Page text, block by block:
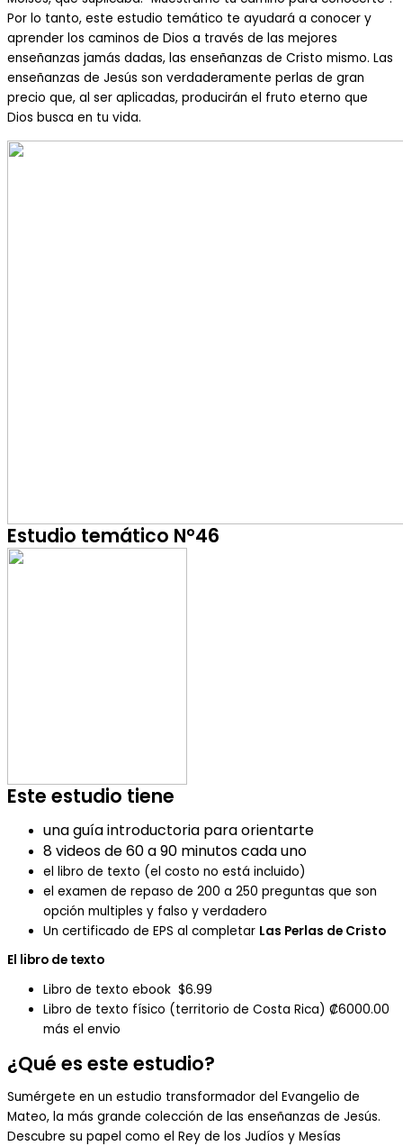
Por lo tanto, este estudio temático te ayudará a conocer y
aprender los caminos de Dios a través de las mejores
enseñanzas jamás dadas, las enseñanzas de Cristo mismo. Las
enseñanzas de Jesús son verdaderamente perlas de gran
precio que, al ser aplicadas, producirán el fruto eterno que
Dios busca en tu vida.
Estudio temático N°46
Este estudio tiene
una guía introductoria para orientarte
8 videos de 60 a 90 minutos cada uno
el libro de texto (el costo no está incluido)
el examen de repaso de 200 a 250 preguntas que son
opción multiples y falso y verdadero
Un certificado de EPS al completar Las Perlas de Cristo
El libro de texto
Libro de texto ebook $6.99
Libro de texto físico (territorio de Costa Rica) ₡6000.00
más el envio
¿Qué es este estudio?
Sumérgete en un estudio transformador del Evangelio de
Mateo, la más grande colección de las enseñanzas de Jesús.
Descubre su papel como el Rey de los Judíos y Mesías